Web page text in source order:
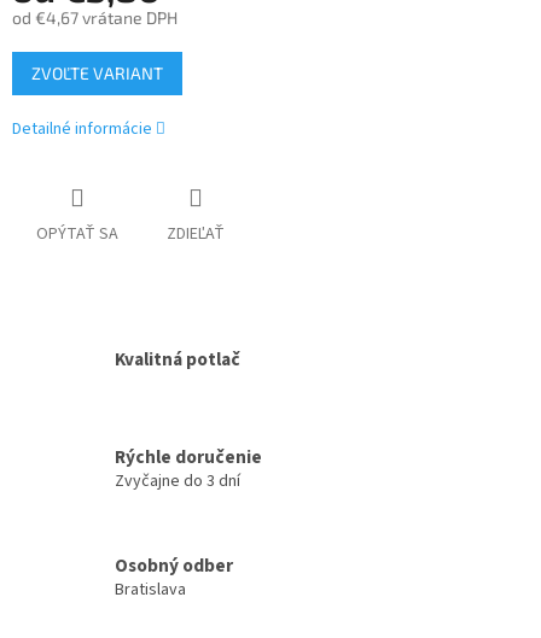
od €4,67vrátane DPH
Jednotková
cena:
ZVOĽTE VARIANT
Detailné informácie
OPÝTAŤ SA ZDIEĽAŤ
Kvalitná potlač
Rýchle doručenie
Zvyčajne do 3 dní
Osobný odber
Bratislava